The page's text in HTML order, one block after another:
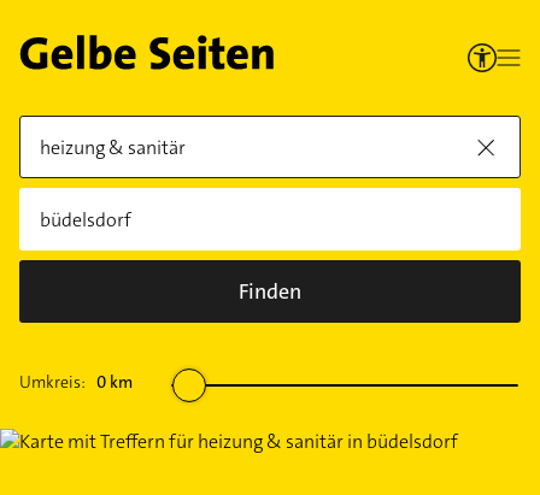
Finden
Umkreis: 0 km